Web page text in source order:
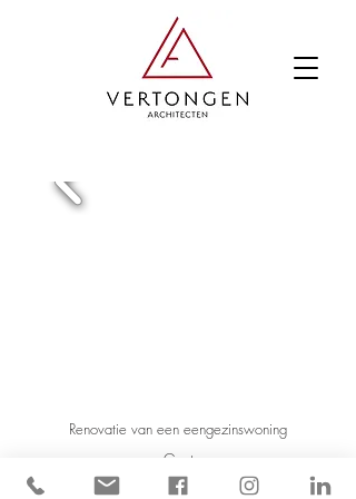
Renovatie van een eengezinswoning
Gent